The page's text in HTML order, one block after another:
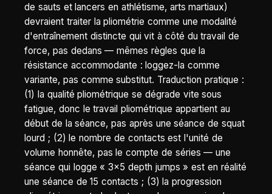
de sauts et lancers en athlétisme, arts martiaux)
devraient traiter la pliométrie comme une modalité
d'entraînement distincte qui vit à côté du travail de
force, pas dedans — mêmes règles que la
résistance accommodante : loggez-la comme
variante, pas comme substitut. Traduction pratique :
(1) la qualité pliométrique se dégrade vite sous
fatigue, donc le travail pliométrique appartient au
début de la séance, pas après une séance de squat
lourd ; (2) le nombre de contacts est l'unité de
volume honnête, pas le compte de séries — une
séance qui logge « 3×5 depth jumps » est en réalité
une séance de 15 contacts ; (3) la progression